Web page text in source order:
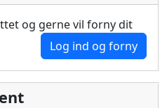
og gerne vil forny dit
Log ind og forny